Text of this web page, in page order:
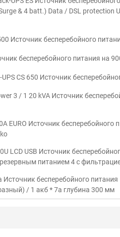
& 4 batt.) Data / DSL protection
Источник бесперебойного
бесперебойного питания на
CS 650 Источник
3 / 1 20 kVA Источник
EURO Источник
LCD USB Источник
резервным питанием 4 с
Источник бесперебойного
/ 1 акб * 7a глубина 300 мм